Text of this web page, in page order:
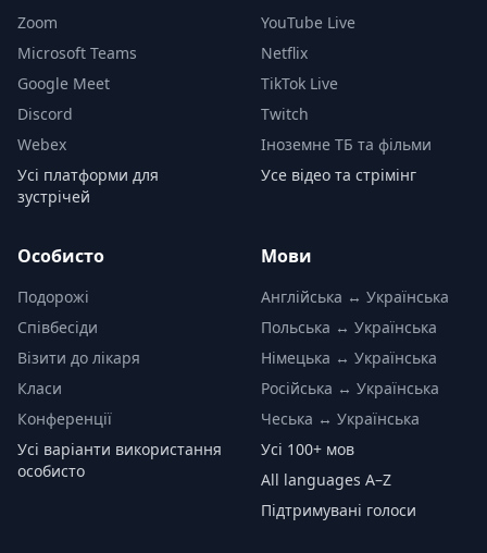
Zoom
Microsoft Teams
Google Meet
Discord
Webex
Усі платформи для
зустрічей
YouTube Live
Netflix
TikTok Live
Twitch
Іноземне ТБ та фільми
Усе відео та стрімінг
Особисто
Подорожі
Співбесіди
Візити до лікаря
Класи
Конференції
Усі варіанти використання
особисто
Мови
Англійська ↔ Українська
Польська ↔ Українська
Німецька ↔ Українська
Російська ↔ Українська
Чеська ↔ Українська
Усі 100+ мов
All languages A–Z
Підтримувані голоси